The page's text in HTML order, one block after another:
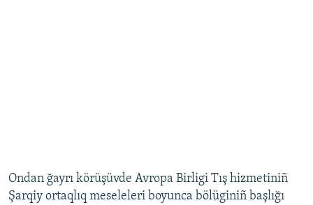
Ondan ğayrı körüşüvde Avropa Birligi Tış hizmetiniñ
Şarqiy ortaqlıq meseleleri boyunca bölüginiñ başlığı